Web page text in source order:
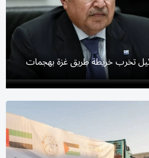
تخرب خريطة طريق غزة بهجمات